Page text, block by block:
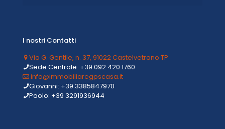
I nostri Contatti
Via G. Gentile, n. 37, 91022 Castelvetrano TP
Sede Centrale: +39 092 420 1760
info@immobiliaregpscasa.it
Giovanni: +39 3385847970
Paolo: +39 3291936944